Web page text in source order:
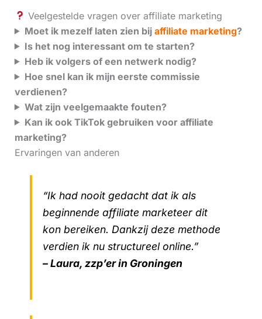
Veelgestelde vragen over affiliate marketing
Moet ik mezelf laten zien bij affiliate marketing?
Is het nog interessant om te starten?
Heb ik volgers of een netwerk nodig?
Hoe snel kan ik mijn eerste commissie
verdienen?
Wat zijn veelgemaakte fouten?
Kan ik ook TikTok gebruiken voor affiliate
marketing?
Ervaringen van anderen
“Ik had nooit gedacht dat ik als
beginnende affiliate marketeer dit
kon bereiken. Dankzij deze methode
verdien ik nu structureel online.”
– Laura, zzp’er in Groningen